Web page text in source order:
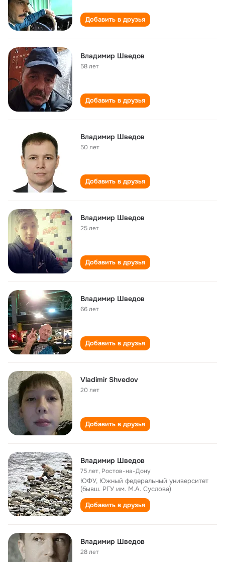
Добавить в друзья
Владимир Шведов
58 лет
Добавить в друзья
Владимир Шведов
50 лет
Добавить в друзья
Владимир Шведов
25 лет
Добавить в друзья
Владимир Шведов
66 лет
Добавить в друзья
Vladimir Shvedov
20 лет
Добавить в друзья
Владимир Шведов
75 лет, Ростов-на-Дону
ЮФУ, Южный федеральный университет
(бывш. РГУ им. М.А. Суслова)
Добавить в друзья
Владимир Шведов
28 лет